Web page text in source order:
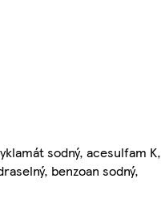
sodný, acesulfam K,
benzoan sodný,